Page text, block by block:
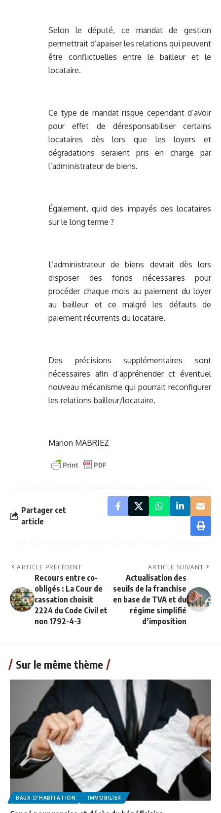
Selon le député, ce mandat de gestion
permettrait d’apaiser les relations qui peuvent
être conflictuelles entre le bailleur et le
locataire.
Ce type de mandat risque cependant d’avoir
pour effet de déresponsabiliser certains
locataires dès lors que les loyers et
dégradations seraient pris en charge par
l’administrateur de biens.
Également, quid des impayés des locataires
sur le long terme ?
L’administrateur de biens devrait dès lors
disposer des fonds nécessaires pour
procéder chaque mois au paiement du loyer
au bailleur et ce malgré les défauts de
paiement récurrents du locataire.
Des précisions supplémentaires sont
nécessaires afin d’appréhender ct éventuel
nouveau mécanisme qui pourrait reconfigurer
les relations bailleur/locataire.
Marion MABRIEZ
Partager cet
article
ARTICLE PRÉCÉDENT
Recours entre co-
obligés : La Cour de
cassation choisit
2224 du Code Civil et
non 1792-4-3
ARTICLE SUIVANT
Actualisation des
seuils de la franchise
en base de TVA et du
régime simplifié
d’imposition
Sur le même thème
BAUX D'HABITATION IMMOBILIER